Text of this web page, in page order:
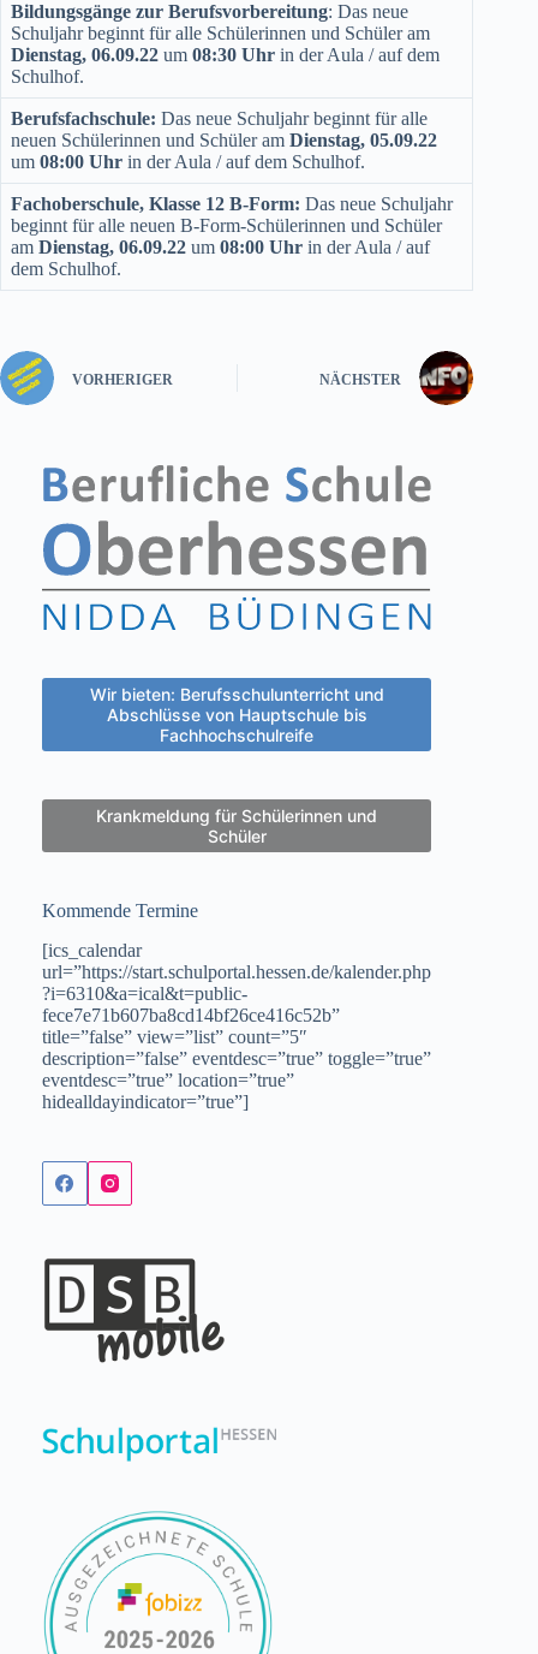
Bildungsgänge zur Berufsvorbereitung: Das neue
Schuljahr beginnt für alle Schülerinnen und Schüler am
Dienstag, 06.09.22 um 08:30 Uhr in der Aula / auf dem
Schulhof.
Berufsfachschule: Das neue Schuljahr beginnt für alle
neuen Schülerinnen und Schüler am Dienstag, 05.09.22
um 08:00 Uhr in der Aula / auf dem Schulhof.
Fachoberschule, Klasse 12 B-Form: Das neue Schuljahr
beginnt für alle neuen B-Form-Schülerinnen und Schüler
am Dienstag, 06.09.22 um 08:00 Uhr in der Aula / auf
dem Schulhof.
VORHERIGER NÄCHSTER
Wir bieten: Berufsschulunterricht und
Abschlüsse von Hauptschule bis
Fachhochschulreife
Krankmeldung für Schülerinnen und
Schüler
Kommende Termine
[ics_calendar
url=”https://start.schulportal.hessen.de/kalender.php
?i=6310&a=ical&t=public-
fece7e71b607ba8cd14bf26ce416c52b”
title=”false” view=”list” count=”5″
description=”false” eventdesc=”true” toggle=”true”
eventdesc=”true” location=”true”
hidealldayindicator=”true”]